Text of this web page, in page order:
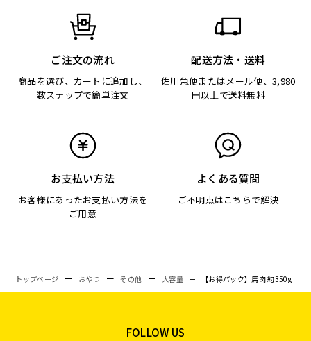
ご注文の流れ
商品を選び、カートに追加し、
数ステップで簡単注文
配送方法・送料
佐川急便またはメール便、3,980
円以上で送料無料
お支払い方法
お客様にあったお支払い方法を
ご用意
よくある質問
ご不明点はこちらで解決
トップページ おやつ その他 大容量 【お得パック】馬肉 約350g
FOLLOW US